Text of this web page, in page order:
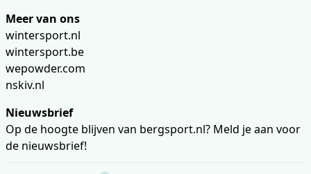
Meer van ons
wintersport.nl
wintersport.be
wepowder.com
nskiv.nl
Nieuwsbrief
Op de hoogte blijven van bergsport.nl? Meld je aan voor
de nieuwsbrief!